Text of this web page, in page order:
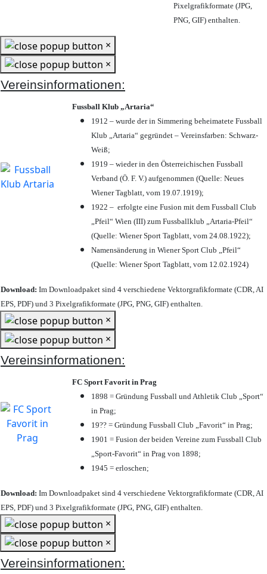
Pixelgrafikformate (JPG,
PNG, GIF) enthalten.
×
×
Vereinsinformationen:
Fussball Klub „Artaria“
1912 – wurde der in Simmering beheimatete Fussball
Klub „Artaria“ gegründet – Vereinsfarben: Schwarz-
Weiß;
1919 – wieder in den Österreichischen Fussball
Verband (Ö. F. V.) aufgenommen (Quelle: Neues
Wiener Tagblatt, vom 19.07.1919);
1922 – erfolgte eine Fusion mit dem Fussball Club
„Pfeil“ Wien (III) zum Fussballklub „Artaria-Pfeil“
(Quelle: Wiener Sport Tagblatt, vom 24.08.1922);
Namensänderung in Wiener Sport Club „Pfeil“
(Quelle: Wiener Sport Tagblatt, vom 12.02.1924)
Download: Im Downloadpaket sind 4 verschiedene Vektorgrafikformate (CDR, AI
EPS, PDF) und 3 Pixelgrafikformate (JPG, PNG, GIF) enthalten.
×
×
Vereinsinformationen:
FC Sport Favorit in Prag
1898 = Gründung Fussball und Athletik Club „Sport“
in Prag;
19?? = Gründung Fussball Club „Favorit“ in Prag;
1901 = Fusion der beiden Vereine zum Fussball Club
„Sport-Favorit“ in Prag von 1898;
1945 = erloschen;
Download: Im Downloadpaket sind 4 verschiedene Vektorgrafikformate (CDR, AI
EPS, PDF) und 3 Pixelgrafikformate (JPG, PNG, GIF) enthalten.
×
×
Vereinsinformationen: